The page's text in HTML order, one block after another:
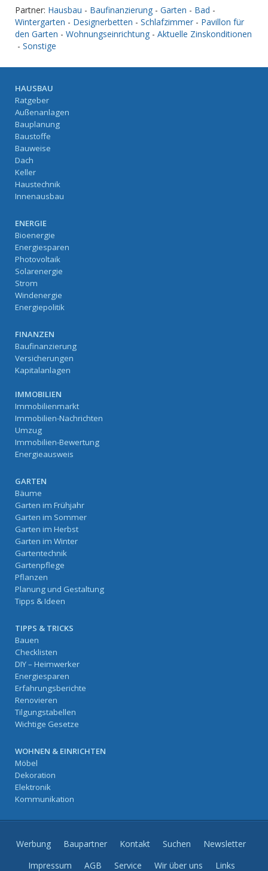
Partner: Hausbau - Baufinanzierung - Garten - Bad -
Wintergarten - Designerbetten - Schlafzimmer - Pavillon für
den Garten - Wohnungseinrichtung - Aktuelle Zinskonditionen
- Sonstige
HAUSBAU
Ratgeber
Außenanlagen
Bauplanung
Baustoffe
Bauweise
Dach
Keller
Haustechnik
Innenausbau
ENERGIE
Bioenergie
Energiesparen
Photovoltaik
Solarenergie
Strom
Windenergie
Energiepolitik
FINANZEN
Baufinanzierung
Versicherungen
Kapitalanlagen
IMMOBILIEN
Immobilienmarkt
Immobilien-Nachrichten
Umzug
Immobilien-Bewertung
Energieausweis
GARTEN
Bäume
Garten im Frühjahr
Garten im Sommer
Garten im Herbst
Garten im Winter
Gartentechnik
Gartenpflege
Pflanzen
Planung und Gestaltung
Tipps & Ideen
TIPPS & TRICKS
Bauen
Checklisten
DIY – Heimwerker
Energiesparen
Erfahrungsberichte
Renovieren
Tilgungstabellen
Wichtige Gesetze
WOHNEN & EINRICHTEN
Möbel
Dekoration
Elektronik
Kommunikation
Werbung Baupartner Kontakt Suchen
Newsletter
Impressum
AGB Service Wir über uns Links